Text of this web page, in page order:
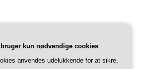
Ideer Til Haven
. All Rights
Studio | Developed By
byWordPress .
kun nødvendige cookies
anvendes udelukkende for at sikre,